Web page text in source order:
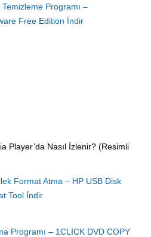
Temizleme Programı –
Free Edition İndir
Player’da Nasıl İzlenir? (Resimli
Format Atma – HP USB Disk
Tool İndir
Programı – 1CLICK DVD COPY